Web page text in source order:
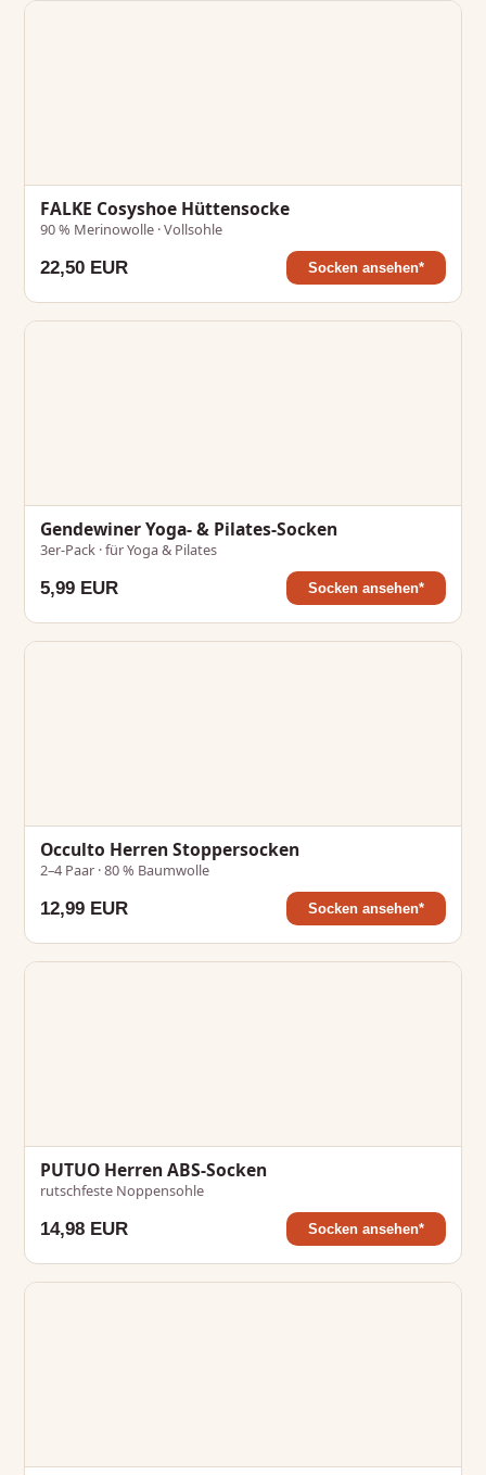
FALKE Cosyshoe Hüttensocke
90 % Merinowolle · Vollsohle
22,50 EUR Socken ansehen*
Gendewiner Yoga- & Pilates-Socken
3er-Pack · für Yoga & Pilates
5,99 EUR Socken ansehen*
Occulto Herren Stoppersocken
2–4 Paar · 80 % Baumwolle
12,99 EUR Socken ansehen*
PUTUO Herren ABS-Socken
rutschfeste Noppensohle
14,98 EUR Socken ansehen*